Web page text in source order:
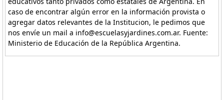
caso de encontrar algún error en la información provista o
agregar datos relevantes de la Institucion, le pedimos que
nos envíe un mail a info@escuelasyjardines.com.ar. Fuente:
Ministerio de Educación de la República Argentina.